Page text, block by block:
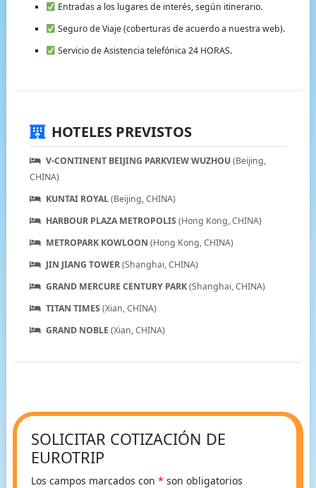
Entradas a los lugares de interés, según itinerario.
Seguro de Viaje (coberturas de acuerdo a nuestra web).
Servicio de Asistencia telefónica 24 HORAS.
HOTELES PREVISTOS
V-CONTINENT BEIJING PARKVIEW WUZHOU(Beijing,
CHINA)
KUNTAI ROYAL(Beijing, CHINA)
HARBOUR PLAZA METROPOLIS(Hong Kong, CHINA)
METROPARK KOWLOON (Hong Kong, CHINA)
JIN JIANG TOWER(Shanghai, CHINA)
GRAND MERCURE CENTURY PARK(Shanghai, CHINA)
TITAN TIMES(Xian, CHINA)
GRAND NOBLE(Xian, CHINA)
SOLICITAR COTIZACIÓN DE
EUROTRIP
Los campos marcados con * son obligatorios